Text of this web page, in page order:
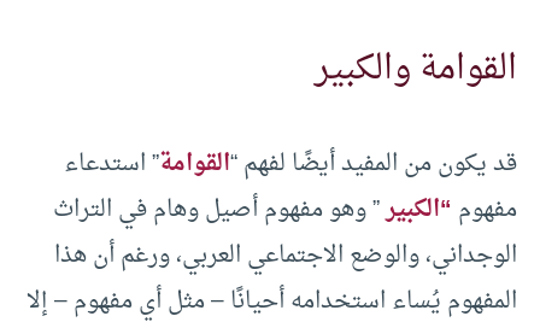
القوامة والكبير
قد يكون من المفيد أيضًا لفهم “القوامة” استدعاء
مفهوم “الكبير” وهو مفهوم أصيل وهام في التراث
الوجداني، والوضع الاجتماعي العربي، ورغم أن هذا
المفهوم يُساء استخدامه أحيانًا – مثل أي مفهوم – إلا